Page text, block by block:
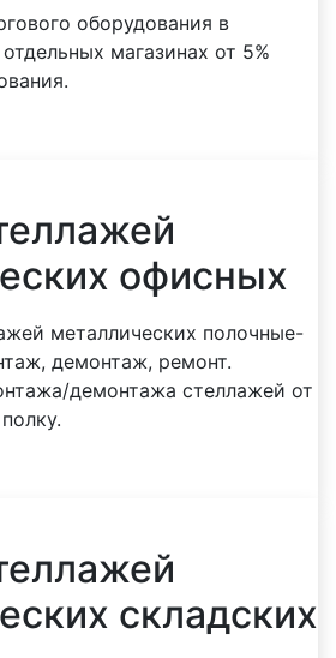
оборудования в
магазинах от 5%
офисных
металлических полочные-
демонтаж, ремонт.
демонтажа стеллажей от
складских